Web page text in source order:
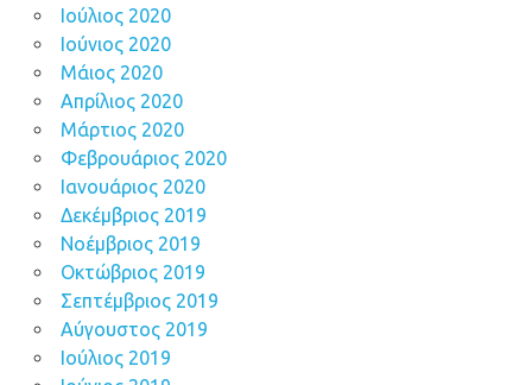
Ιούλιος 2020
Ιούνιος 2020
Μάιος 2020
Απρίλιος 2020
Μάρτιος 2020
Φεβρουάριος 2020
Ιανουάριος 2020
Δεκέμβριος 2019
Νοέμβριος 2019
Οκτώβριος 2019
Σεπτέμβριος 2019
Αύγουστος 2019
Ιούλιος 2019